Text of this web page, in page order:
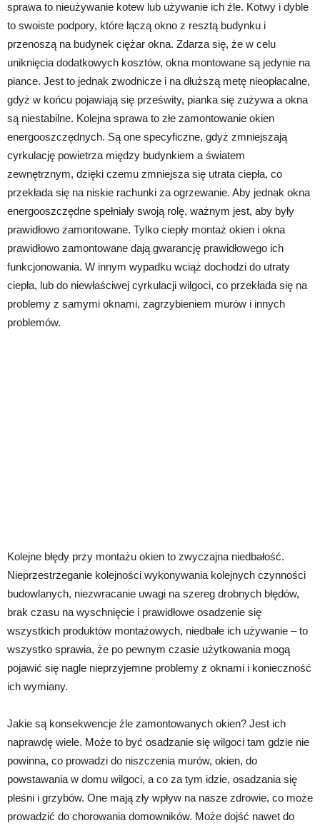
sprawa to nieużywanie kotew lub używanie ich źle. Kotwy i dyble
to swoiste podpory, które łączą okno z resztą budynku i
przenoszą na budynek ciężar okna. Zdarza się, że w celu
uniknięcia dodatkowych kosztów, okna montowane są jedynie na
piance. Jest to jednak zwodnicze i na dłuższą metę nieopłacalne,
gdyż w końcu pojawiają się prześwity, pianka się zużywa a okna
są niestabilne. Kolejna sprawa to złe zamontowanie okien
energooszczędnych. Są one specyficzne, gdyż zmniejszają
cyrkulację powietrza między budynkiem a światem
zewnętrznym, dzięki czemu zmniejsza się utrata ciepła, co
przekłada się na niskie rachunki za ogrzewanie. Aby jednak okna
energooszczędne spełniały swoją rolę, ważnym jest, aby były
prawidłowo zamontowane. Tylko ciepły montaż okien i okna
prawidłowo zamontowane dają gwarancję prawidłowego ich
funkcjonowania. W innym wypadku wciąż dochodzi do utraty
ciepła, lub do niewłaściwej cyrkulacji wilgoci, co przekłada się na
problemy z samymi oknami, zagrzybieniem murów i innych
problemów.
Kolejne błędy przy montażu okien to zwyczajna niedbałość.
Nieprzestrzeganie kolejności wykonywania kolejnych czynności
budowlanych, niezwracanie uwagi na szereg drobnych błędów,
brak czasu na wyschnięcie i prawidłowe osadzenie się
wszystkich produktów montażowych, niedbałe ich używanie – to
wszystko sprawia, że po pewnym czasie użytkowania mogą
pojawić się nagle nieprzyjemne problemy z oknami i konieczność
ich wymiany.
Jakie są konsekwencje źle zamontowanych okien? Jest ich
naprawdę wiele. Może to być osadzanie się wilgoci tam gdzie nie
powinna, co prowadzi do niszczenia murów, okien, do
powstawania w domu wilgoci, a co za tym idzie, osadzania się
pleśni i grzybów. One mają zły wpływ na nasze zdrowie, co może
prowadzić do chorowania domowników. Może dojść nawet do